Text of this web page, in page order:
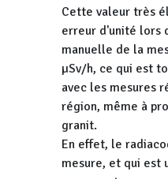
Cette valeur très
erreur d'unité lors
manuelle de la
µSv/h, ce qui est
avec les mesures
région, même à
granit.
En effet, le
mesure, et qui est